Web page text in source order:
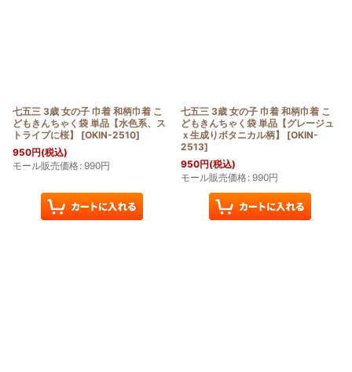
七五三 3歳 女の子 巾着 和柄巾着 こ
どもきんちゃく袋 単品【水色系、ス
トライプに桜】
[OKIN-2510]
950円(税込)
モール販売価格: 990円
七五三 3歳 女の子 巾着 和柄巾着 こ
どもきんちゃく袋 単品【グレージュ
ｘ生成りボタニカル柄】
[OKIN-
2513]
950円(税込)
モール販売価格: 990円